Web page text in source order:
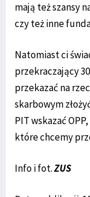
mają też szansy
czy też inne
Natomiast ci
przekraczający
przekazać na
skarbowym
PIT wskazać
które chcemy
Info i fot.ZUS